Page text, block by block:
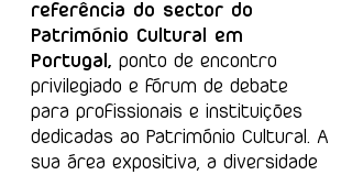
referência do sector do
Património Cultural em
Portugal, ponto de encontro
privilegiado e fórum de debate
para profissionais e instituições
dedicadas ao Património Cultural. A
sua área expositiva, a diversidade